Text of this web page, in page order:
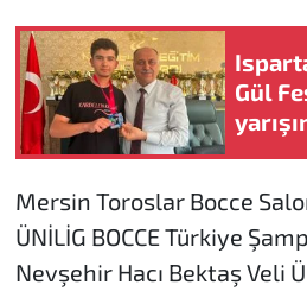
Gül
Mersin Toroslar Bocce
ÜNİLİG BOCCE Türkiye
Nevşehir Hacı Bektaş Veli